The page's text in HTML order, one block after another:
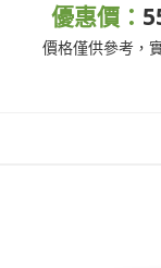
優惠價：
價格僅供參考，